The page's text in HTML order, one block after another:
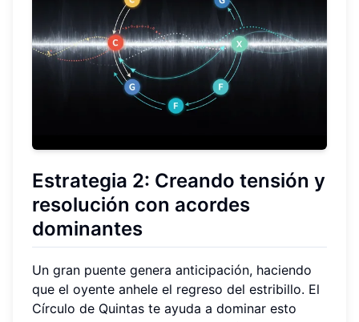
Estrategia 2: Creando tensión y
resolución con acordes
dominantes
Un gran puente genera anticipación, haciendo
que el oyente anhele el regreso del estribillo. El
Círculo de Quintas te ayuda a dominar esto